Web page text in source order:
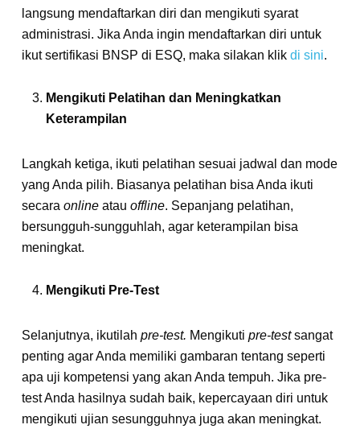
langsung mendaftarkan diri dan mengikuti syarat
administrasi. Jika Anda ingin mendaftarkan diri untuk
ikut sertifikasi BNSP di ESQ, maka silakan klik di sini.
Mengikuti Pelatihan dan Meningkatkan
Keterampilan
Langkah ketiga, ikuti pelatihan sesuai jadwal dan mode
yang Anda pilih. Biasanya pelatihan bisa Anda ikuti
secara onlineatau offline. Sepanjang pelatihan,
bersungguh-sungguhlah, agar keterampilan bisa
meningkat.
Mengikuti Pre-Test
Selanjutnya, ikutilah pre-test. Mengikuti pre-testsangat
penting agar Anda memiliki gambaran tentang seperti
apa uji kompetensi yang akan Anda tempuh. Jika pre-
test Anda hasilnya sudah baik, kepercayaan diri untuk
mengikuti ujian sesungguhnya juga akan meningkat.